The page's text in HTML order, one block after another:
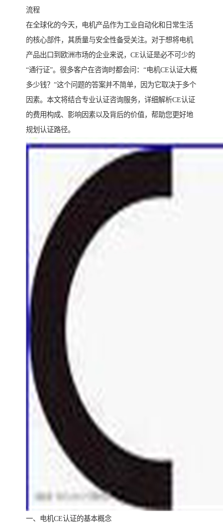
流程
在全球化的今天，电机产品作为工业自动化和日常生活
的核心部件，其质量与安全性备受关注。对于想将电机
产品出口到欧洲市场的企业来说，CE认证是必不可少的
“通行证”。很多客户在咨询时都会问：“电机CE认证大概
多少钱？”这个问题的答案并不简单，因为它取决于多个
因素。本文将结合专业认证咨询服务，详细解析CE认证
的费用构成、影响因素以及背后的价值，帮助您更好地
规划认证路径。
一、电机CE认证的基本概念